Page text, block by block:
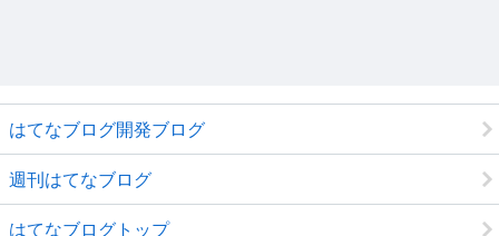
はてなブログ開発ブログ
週刊はてなブログ
はてなブログトップ